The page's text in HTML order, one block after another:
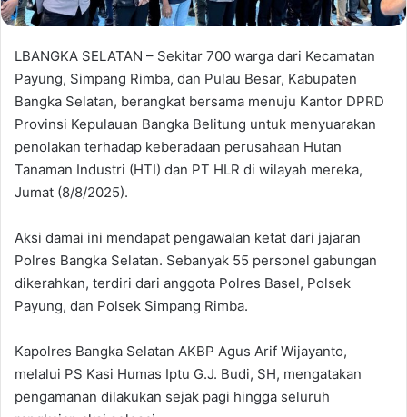
LBANGKA SELATAN – Sekitar 700 warga dari Kecamatan
Payung, Simpang Rimba, dan Pulau Besar, Kabupaten
Bangka Selatan, berangkat bersama menuju Kantor DPRD
Provinsi Kepulauan Bangka Belitung untuk menyuarakan
penolakan terhadap keberadaan perusahaan Hutan
Tanaman Industri (HTI) dan PT HLR di wilayah mereka,
Jumat (8/8/2025).
Aksi damai ini mendapat pengawalan ketat dari jajaran
Polres Bangka Selatan. Sebanyak 55 personel gabungan
dikerahkan, terdiri dari anggota Polres Basel, Polsek
Payung, dan Polsek Simpang Rimba.
Kapolres Bangka Selatan AKBP Agus Arif Wijayanto,
melalui PS Kasi Humas Iptu G.J. Budi, SH, mengatakan
pengamanan dilakukan sejak pagi hingga seluruh